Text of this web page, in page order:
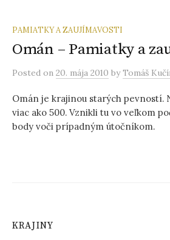
PAMIATKY A ZAUJÍMAVOSTI
Omán – Pamiatky a
Posted on 20. mája 2010 byTomáš
Omán je krajinou starých pevností.
viac ako 500. Vznikli tu vo veľkom
body voči prípadným útočníkom.
KRAJINY